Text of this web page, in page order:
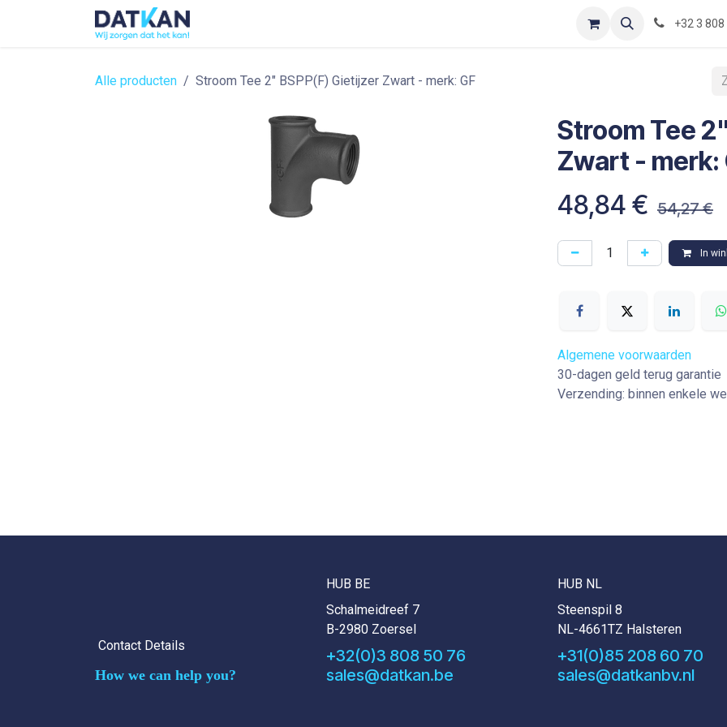
Optimization-of-piping-components
+32 3 808
Alle producten Stroom Tee 2" BSPP(F) Gietijzer Zwart - merk: GF
Stroom Tee
Zwart - merk:
48,84 € 54,27€
In
Algemene voorwaarden
30-dagen geld terug garantie
Verzending: binnen enkele
Contact Details
How we can help you?
HUB BE
Schalmeidreef 7
B-2980 Zoersel
+32(0)3 808 50 76
sales@datkan.be
HUB NL
Steenspil 8
NL-4661TZ Halsteren
+31(0)85 208 60 70
sales@datkanbv.nl